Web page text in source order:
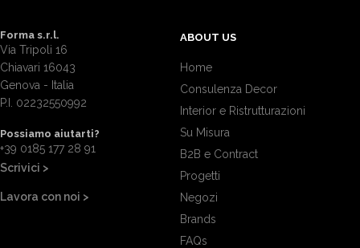
Forma s.r.l.
Via Tripoli 16
Chiavari 16043
Genova - Italia
P.I. 02232550992
Possiamo aiutarti?
+39 0185 177 28 91
Scrivici >
Lavora con noi >
ABOUT US
Home
Consulenza Decor
Interior e Ristrutturazioni
Su Misura
B2B e Contract
Progetti
Negozi
Brands
FAQs